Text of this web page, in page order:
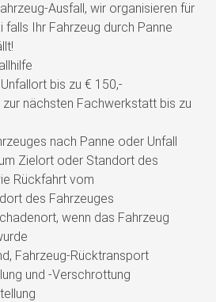
Ausfall, wir organisieren für
falls Ihr Fahrzeug durch Panne
bis zu € 150,-
nächsten Fachwerkstatt bis zu
nach Panne oder Unfall
Zielort oder Standort des
Rückfahrt vom
des Fahrzeuges
wenn das Fahrzeug
Fahrzeug-Rücktransport
und -Verschrottung